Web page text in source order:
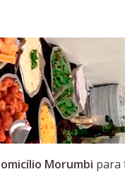
Morumbi para